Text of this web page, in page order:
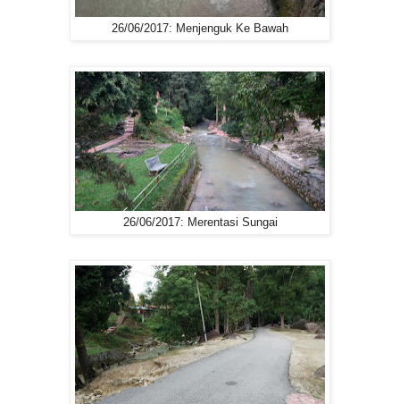
26/06/2017: Menjenguk Ke Bawah
26/06/2017: Merentasi Sungai